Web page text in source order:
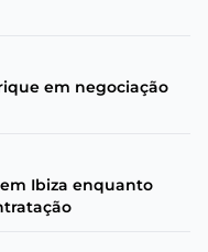
em negociação
Ibiza enquanto